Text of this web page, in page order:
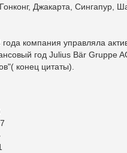
Джакарта, Сингапур,
компания управляла
год Julius Bär Gruppe
конец цитаты).